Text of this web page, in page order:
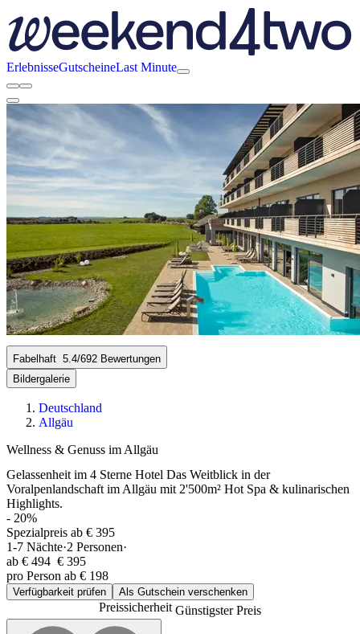
ErlebnisseGutscheineLast Minute
Fabelhaft 5.4/692 Bewertungen
Bildergalerie
Deutschland
Allgäu
Wellness & Genuss im Allgäu
Gelassenheit im 4 Sterne Hotel Das Weitblick in der
Voralpenlandschaft im Allgäu mit 2'500m² Hot Spa & kulinarischen
Highlights.
- 20%
Spezialpreis ab € 395
1-7 Nächte·2 Personen·
ab € 494 € 395
pro Person ab € 198
Verfügbarkeit prüfen Als Gutschein verschenken
PreissicherheitGünstigster Preis